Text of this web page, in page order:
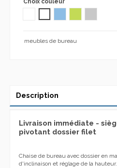
Choix couleur
meubles de bureau
Description
Livraison immédiate -
pivotant dossier filet
Chaise de bureau avec dossier en
d'inclinaison et réglage de la